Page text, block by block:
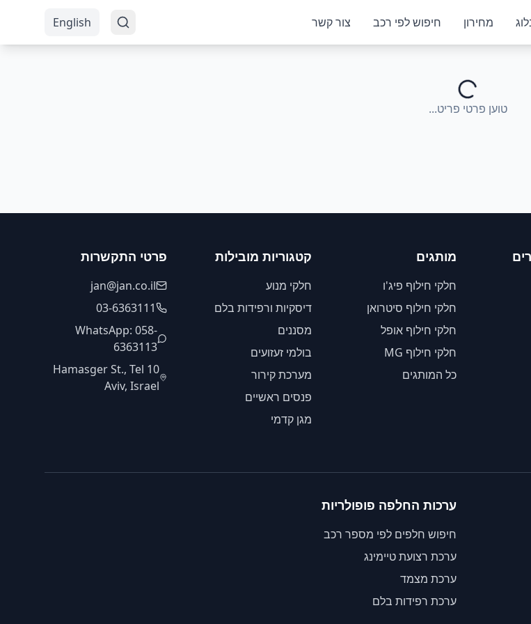
מחירון חיפוש לפי רכב צור קשר English
טוען פרטי פריט...
מותגים
חלקי חילוף פיג'ו
חלקי חילוף סיטרואן
חלקי חילוף אופל
חלקי חילוף MG
כל המותגים
קטגוריות מובילות
חלקי מנוע
דיסקיות ורפידות בלם
מסננים
בולמי זעזועים
מערכת קירור
פנסים ראשיים
מגן קדמי
פרטי התקשרות
jan@jan.co.il
03-6363111
WhatsApp: 058-
6363113
10 Hamasger St., Tel
Aviv, Israel
ערכות החלפה פופולריות
חיפוש חלפים לפי מספר רכב
ערכת רצועת טיימינג
ערכת מצמד
ערכת רפידות בלם